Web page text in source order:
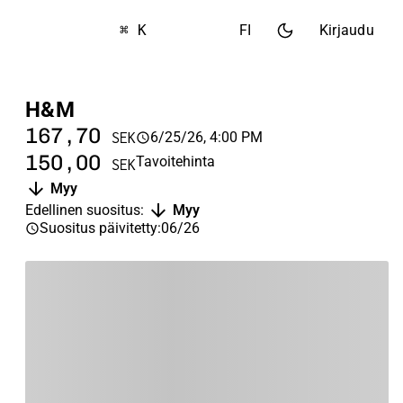
⌘ K FI Kirjaudu
H&M
167,70 SEK 6/25/26, 4:00 PM
150,00 SEKTavoitehinta
Myy
Edellinen suositus:
Myy
Suositus päivitetty:06/26